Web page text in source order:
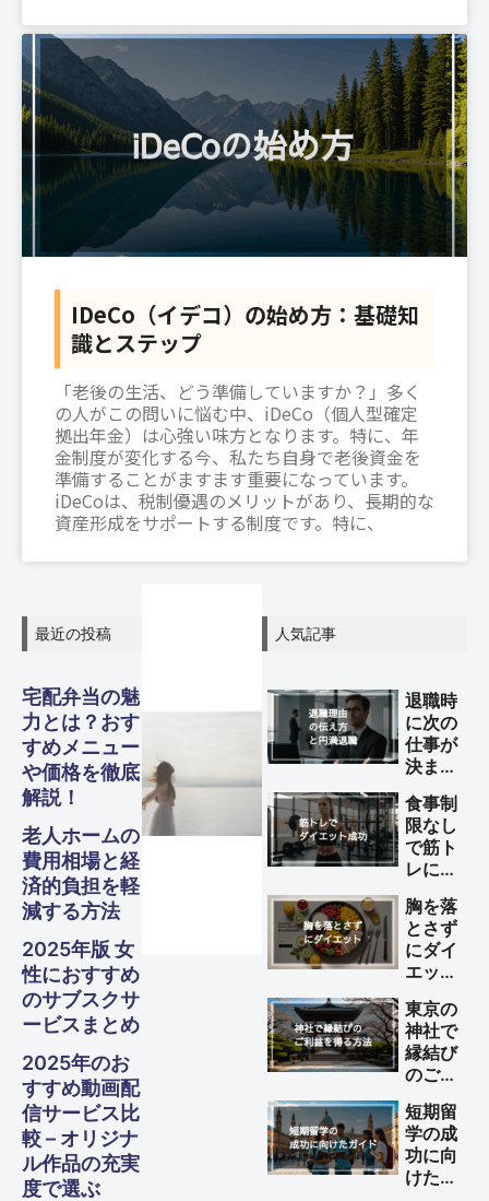
IDeCo（イデコ）の始め方：基礎知
識とステップ
「老後の生活、どう準備していますか？」多く
の人がこの問いに悩む中、iDeCo（個人型確定
拠出年金）は心強い味方となります。特に、年
金制度が変化する今、私たち自身で老後資金を
準備することがますます重要になっています。
iDeCoは、税制優遇のメリットがあり、長期的な
資産形成をサポートする制度です。特に、
最近の投稿
宅配弁当の魅
力とは？おす
すめメニュー
や価格を徹底
解説！
老人ホームの
費用相場と経
済的負担を軽
減する方法
2025年版 女
性におすすめ
のサブスクサ
ービスまとめ
2025年のお
すすめ動画配
信サービス比
較 – オリジナ
ル作品の充実
度で選ぶ
ット
Gadgets
スピリ
チュア
ル
ス
Business
ナンス
Finance
グル
メ・フ
ード
旅行
健康
Beauty
Other
S
ット
Gadgets
スピリ
チュア
ル
ス
Business
ナンス
Finance
グル
メ・フ
ード
旅行
健康
Beauty
Other
S
ット
Gadgets
スピリ
チュア
ル
ス
Business
ナンス
Finance
グル
メ・フ
ード
旅行
健康
Beauty
Other
S
人気記事
退職時
に次の
仕事が
決まっ
い理由
の伝え
方と円
満退職
のため
のポイ
ント
食事制
限なし
で筋ト
レによ
エット
を成功
させる
方法
胸を落
とさず
にダイ
エット
法
東京の
神社で
縁結び
のご利
る方法
短期留
学の成
功に向
けた完